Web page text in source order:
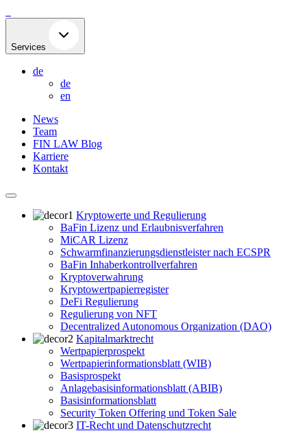
to
Services
de
de
en
News
Team
FIN LAW Blog
Karriere
Kontakt
Kryptowerte und Regulierung
BaFin Lizenz und Erlaubnisverfahren
MiCAR Lizenz
Schwarmfinanzierungsdienstleister nach ECSPR
BaFin Inhaberkontrollverfahren
Kryptoverwahrung
Kryptowertpapierregister
DeFi Regulierung
Regulierung von NFT
Decentralized Autonomous Organization (DAO)
Kapitalmarktrecht
Wertpapierprospekt
Wertpapierinformationsblatt (WIB)
Basisprospekt
Anlagebasisinformationsblatt (ABIB)
Basisinformationsblatt
Security Token Offering und Token Sale
IT-Recht und Datenschutzrecht